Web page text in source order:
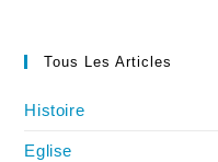
Tous Les Articles
Histoire
Eglise